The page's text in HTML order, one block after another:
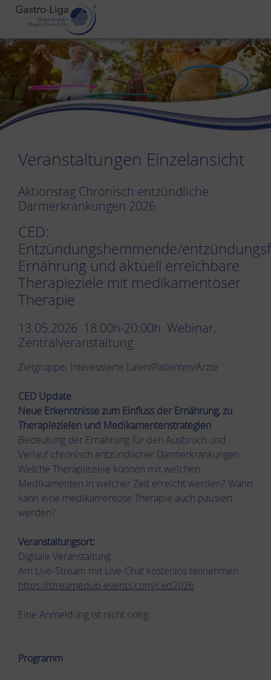
Veranstaltungen Einzelansicht
Aktionstag Chronisch entzündliche
Darmerkrankungen 2026
CED:
Entzündungshemmende/
Ernährung und aktuell erreichbare
Therapieziele mit medikamentöser
Therapie
13.05.2026 18:00h-20:00h Webinar,
Zentralveranstaltung
Zielgruppe: Interessierte Laien/Patienten/Ärzte
CED Update
Neue Erkenntnisse zum Einfluss der Ernährung, zu
Therapiezielen und Medikamentenstrategien
Bedeutung der Ernährung für den Ausbruch und
Verlauf chronisch entzündlicher Darmerkrankungen.
Welche Therapieziele können mit welchen
Medikamenten in welcher Zeit erreicht werden? Wann
kann eine medikamentöse Therapie auch pausiert
werden?
Veranstaltungsort:
Digitale Veranstaltung.
Am Live-Stream mit Live-Chat kostenlos teilnehmen
https://streamedup-events.com/ced2026
Eine Anmeldung ist nicht nötig.
Programm